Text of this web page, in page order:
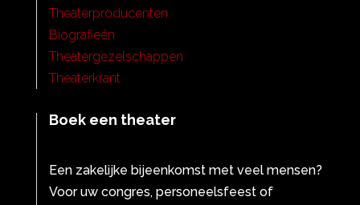
Theaterproducenten
Biografieën
Theatergezelschappen
Theaterkrant
Boek een theater
Een zakelijke bijeenkomst met veel mensen?
Voor uw congres, personeelsfeest of